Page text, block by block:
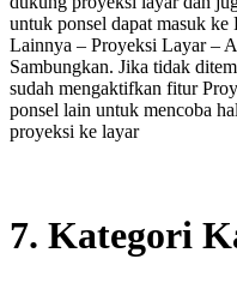
untuk ponsel dapat masuk
Lainnya – Proyeksi Layar –
Sambungkan. Jika tidak
sudah mengaktifkan fitur
ponsel lain untuk mencoba
proyeksi ke layar
7. Kategori